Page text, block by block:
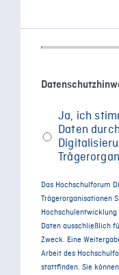
Ja, ich
Daten
Das Hochschulforum
Trägerorganisationen
Daten ausschließlich
Zweck. Eine
Arbeit des
stattfinden. Sie